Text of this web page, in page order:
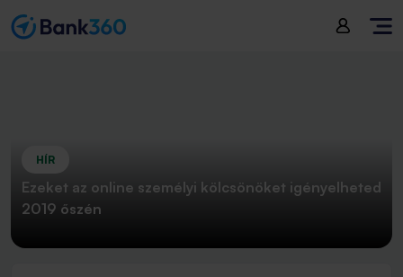
HÍR
Ezeket az online személyi kölcsönöket igényelheted
2019 őszén